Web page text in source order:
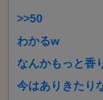
>>50
わかるw
なんかもっと香
今はありきたり